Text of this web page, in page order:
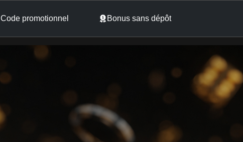
Code promotionnel Bonus sans dépôt